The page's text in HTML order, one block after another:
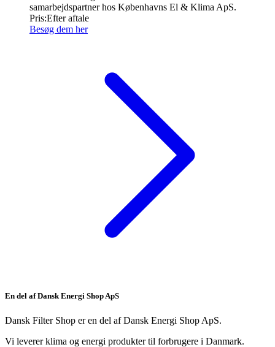
samarbejdspartner hos Københavns El & Klima ApS.
Pris:Efter aftale
Besøg dem her
En del af Dansk Energi Shop ApS
Dansk Filter Shop er en del af Dansk Energi Shop ApS.
Vi leverer klima og energi produkter til forbrugere i Danmark.